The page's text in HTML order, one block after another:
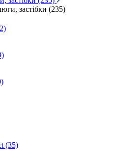
застібки (235)
(35)